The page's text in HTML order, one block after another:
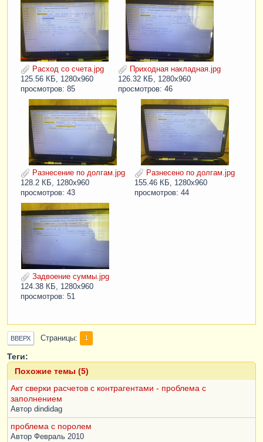
Расход со счета.jpg
125.56 КБ, 1280x960
просмотров: 85
Приходная накладная.jpg
126.32 КБ, 1280x960
просмотров: 46
Разнесение по долгам.jpg
128.2 КБ, 1280x960
просмотров: 43
Разнесено по долгам.jpg
155.46 КБ, 1280x960
просмотров: 44
Задвоение суммы.jpg
124.38 КБ, 1280x960
просмотров: 51
ВВЕРХ Страницы 1
Теги:
Похожие темы (5)
Акт сверки расчетов с контрагентами - проблема с
заполнением
Автор dindidag
проблема с поролем
Автор Февраль 2010